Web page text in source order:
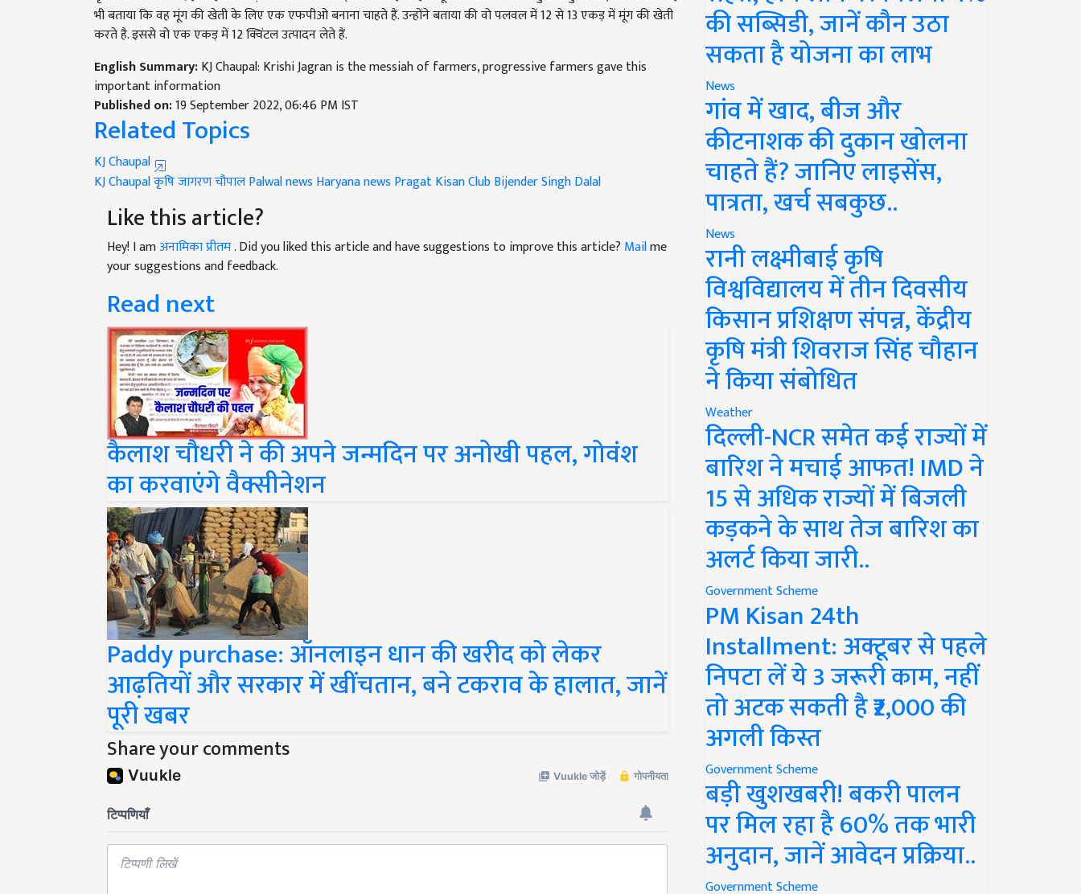
करते है. इससे वो एक एकड़ में 12 क्विंटल उत्पादन लेते हैं.
English Summary:
KJ Chaupal: Krishi Jagran is the messiah of farmers, progressive farmers gave this
important information
Published on:19 September 2022, 06:46 PM IST
Related Topics
KJ Chaupal
KJ Chaupal कृषि जागरण चौपाल
Like this article?
Hey! I amअनामिका प्रीतम. Did you liked this article and have suggestions to improve this article?
your suggestions and feedback.
Read next
कैलाश चौधरी ने की अपने जन्मदिन पर अनोखी पहल, गोवंश
का करवाएंगे वैक्सीनेशन
Paddy purchase: ऑनलाइन धान की खरीद को लेकर
आढ़तियों और सरकार में खींचतान, बने टकराव के हालात, जानें
पूरी खबर
Share your comments
की सब्सिडी, जानें कौन उठा
सकता है योजना का लाभ
News
गांव में खाद, बीज और
कीटनाशक की दुकान खोलना
चाहते हैं? जानिए लाइसेंस,
पात्रता, खर्च सबकुछ..
News
रानी लक्ष्मीबाई कृषि
विश्वविद्यालय में तीन दिवसीय
किसान प्रशिक्षण संपन्न, केंद्रीय
कृषि मंत्री शिवराज सिंह चौहान
ने किया संबोधित
Weather
दिल्ली-NCR समेत कई राज्यों में
बारिश ने मचाई आफत! IMD ने
15 से अधिक राज्यों में बिजली
कड़कने के साथ तेज बारिश का
अलर्ट किया जारी..
Government Scheme
PM Kisan 24th
Installment: अक्टूबर से पहले
निपटा लें ये 3 जरूरी काम, नहीं
तो अटक सकती है ₹2,000 की
अगली किस्त
Government Scheme
बड़ी खुशखबरी! बकरी पालन
पर मिल रहा है 60% तक भारी
अनुदान, जानें आवेदन प्रक्रिया..
Government Scheme